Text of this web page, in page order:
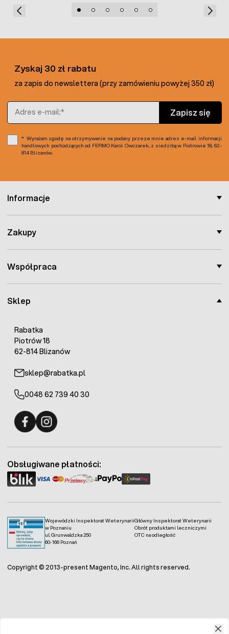
Sklep
Rabatka
Piotrów 18
62-814 Blizanów
sklep@rabatka.pl
0048 62 739 40 30
Informacje
Zakupy
Współpraca
Zyskaj 30 zł rabatu
za zapis do newslettera (przy zamówieniu powyżej 350 zł)
Adres e-mail
Zapisz się
Wyrażam zgodę na otrzymywanie na podany przeze mnie adres e-mail informacji
handlowych pochodzących od FERMO Karol Owczarek, z siedzibą w Piotrowie 18, 62-
814 Blizanów.
Wojewódzki Inspektorat Weterynarii
w Poznaniu
ul. Grunwaldzka 250
60-166 Poznań
Główny Inspektorat Weterynarii
Obrót produktami leczniczymi
OTC na odległość
Obsługiwane płatności:
Copyright © 2013-present Magento, Inc. All rights reserved.